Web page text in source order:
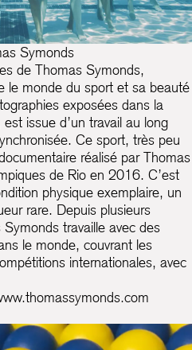
Symonds
de Thomas Symonds,
le monde du sport et sa beauté
exposées dans la
issue d’un travail au long
Ce sport, très peu
réalisé par Thomas
de Rio en 2016. C’est
physique exemplaire, un
rare. Depuis plusieurs
travaille avec des
le monde, couvrant les
internationales, avec